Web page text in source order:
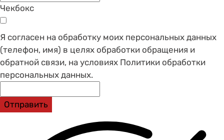
Чекбокс
Я согласен на обработку моих персональных данных
(телефон, имя) в целях обработки обращения и
обратной связи, на условиях Политики обработки
персональных данных.
Отправить